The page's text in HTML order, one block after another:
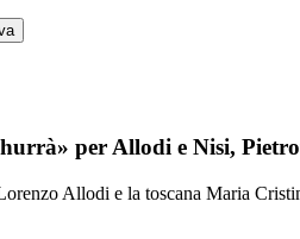
per Allodi e Nisi,
Allodi e la toscana Maria